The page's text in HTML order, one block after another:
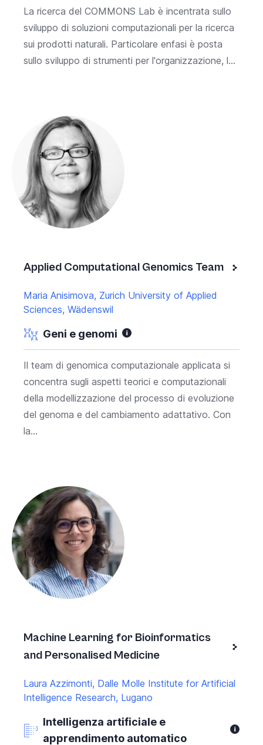
La ricerca del COMMONS Lab è incentrata sullo
sviluppo di soluzioni computazionali per la ricerca
sui prodotti naturali. Particolare enfasi è posta
sullo sviluppo di strumenti per l'organizzazione, l...
Applied Computational Genomics Team
Maria Anisimova, Zurich University of Applied
Sciences, Wädenswil
Geni e genomi
Il team di genomica computazionale applicata si
concentra sugli aspetti teorici e computazionali
della modellizzazione del processo di evoluzione
del genoma e del cambiamento adattativo. Con
la...
Machine Learning for Bioinformatics
and Personalised Medicine
Laura Azzimonti, Dalle Molle Institute for Artificial
Intelligence Research, Lugano
Intelligenza artificiale e
apprendimento automatico